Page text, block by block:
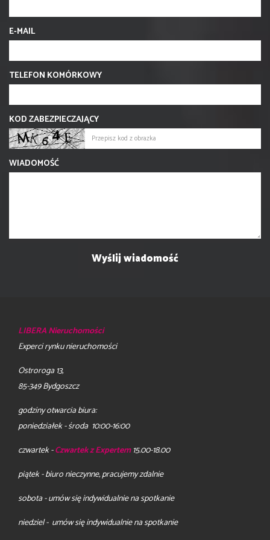
E-MAIL
TELEFON KOMÓRKOWY
KOD ZABEZPIECZAJĄCY
WIADOMOŚĆ
LIBERA Nieruchomości
Experci rynku nieruchomości
Ostroroga 13,
85-349 Bydgoszcz
godziny otwarcia biura:
poniedziałek - środa 10:00-16:00
czwartek -Czwartek z Expertem15.00-18.00
piątek - biuro nieczynne, pracujemy zdalnie
sobota - umów się indywidualnie na spotkanie
niedziel - umów się indywidualnie na spotkanie